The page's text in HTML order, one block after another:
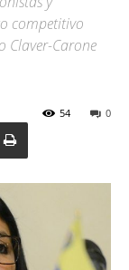
competitivo
Claver-Carone
0
54